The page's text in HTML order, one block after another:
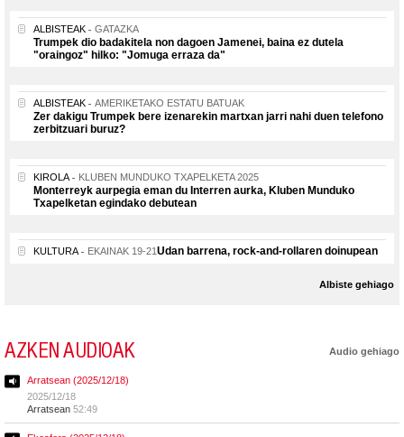
ALBISTEAK GATAZKA
Trumpek dio badakitela non dagoen Jamenei, baina ez dutela
"oraingoz" hilko: "Jomuga erraza da"
ALBISTEAK AMERIKETAKO ESTATU BATUAK
Zer dakigu Trumpek bere izenarekin martxan jarri nahi duen telefono
zerbitzuari buruz?
KIROLA KLUBEN MUNDUKO TXAPELKETA 2025
Monterreyk aurpegia eman du Interren aurka, Kluben Munduko
Txapelketan egindako debutean
KULTURA EKAINAK 19-21Udan barrena, rock-and-rollaren doinupean
Albiste gehiago
AZKEN AUDIOAK Audio gehiago
Arratsean (2025/12/18)
2025/12/18
Arratsean 52:49